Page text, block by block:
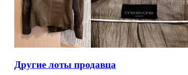
Другие лоты продавца